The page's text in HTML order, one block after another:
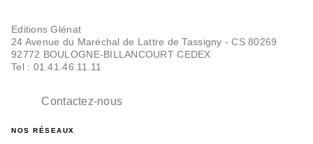
Editions Glénat
24 Avenue du Maréchal de Lattre de Tassigny - CS 80269
92772 BOULOGNE-BILLANCOURT CEDEX
Tel : 01.41.46.11.11
Contactez-nous
NOS RÉSEAUX